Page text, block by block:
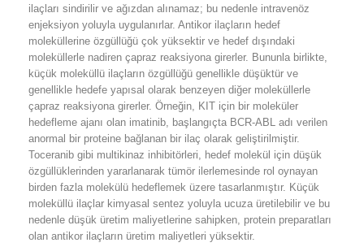
ilaçları sindirilir ve ağızdan alınamaz; bu nedenle intravenöz
enjeksiyon yoluyla uygulanırlar. Antikor ilaçların hedef
moleküllerine özgüllüğü çok yüksektir ve hedef dışındaki
moleküllerle nadiren çapraz reaksiyona girerler. Bununla birlikte,
küçük moleküllü ilaçların özgüllüğü genellikle düşüktür ve
genellikle hedefe yapısal olarak benzeyen diğer moleküllerle
çapraz reaksiyona girerler. Örneğin, KIT için bir moleküler
hedefleme ajanı olan imatinib, başlangıçta BCR-ABL adı verilen
anormal bir proteine bağlanan bir ilaç olarak geliştirilmiştir.
Toceranib gibi multikinaz inhibitörleri, hedef molekül için düşük
özgüllüklerinden yararlanarak tümör ilerlemesinde rol oynayan
birden fazla molekülü hedeflemek üzere tasarlanmıştır. Küçük
moleküllü ilaçlar kimyasal sentez yoluyla ucuza üretilebilir ve bu
nedenle düşük üretim maliyetlerine sahipken, protein preparatları
olan antikor ilaçların üretim maliyetleri yüksektir.